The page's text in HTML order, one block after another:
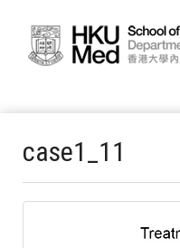
case1_11